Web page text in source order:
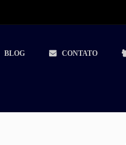
CONTATO